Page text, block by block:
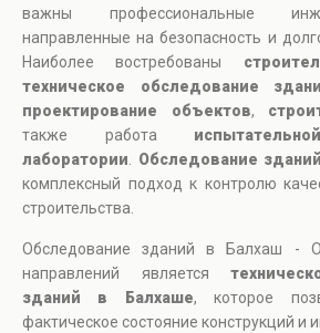
важны профессиональные
направленные на безопасность и
Наиболее востребованы
техническое обследование
проектирование объектов,
также работа
лаборатории
Обследование
комплексный подход к контролю
строительства.
Обследование зданий в Балхаш -
направлений является
зданий в Балхаше, которое
фактическое состояние конструкций и